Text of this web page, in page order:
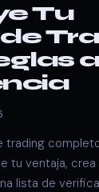
Tu
trading
tu ventaja, crea
lista de